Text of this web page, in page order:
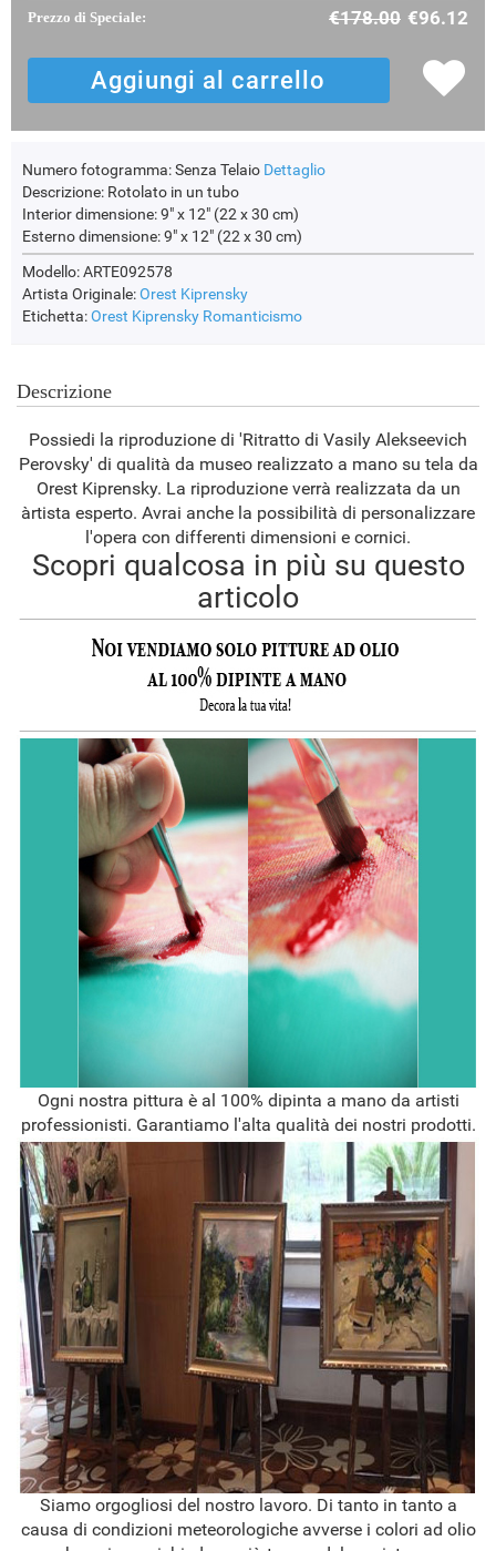
Prezzo di Speciale: €178.00 €96.12
Numero fotogramma:Senza Telaio Dettaglio
Descrizione: Rotolato in un tubo
Interior dimensione:9" x 12" (22 x 30 cm)
Esterno dimensione:9" x 12" (22 x 30 cm)
Modello: ARTE092578
Artista Originale:Orest Kiprensky
Etichetta:Orest Kiprensky Romanticismo
Descrizione
Possiedi la riproduzione di 'Ritratto di Vasily Alekseevich
Perovsky' di qualità da museo realizzato a mano su tela da
Orest Kiprensky. La riproduzione verrà realizzata da un
àrtista esperto. Avrai anche la possibilità di personalizzare
l'opera con differenti dimensioni e cornici.
Scopri qualcosa in più su questo
articolo
Ogni nostra pittura è al 100% dipinta a mano da artisti
professionisti. Garantiamo l'alta qualità dei nostri prodotti.
Siamo orgogliosi del nostro lavoro. Di tanto in tanto a
causa di condizioni meteorologiche avverse i colori ad olio